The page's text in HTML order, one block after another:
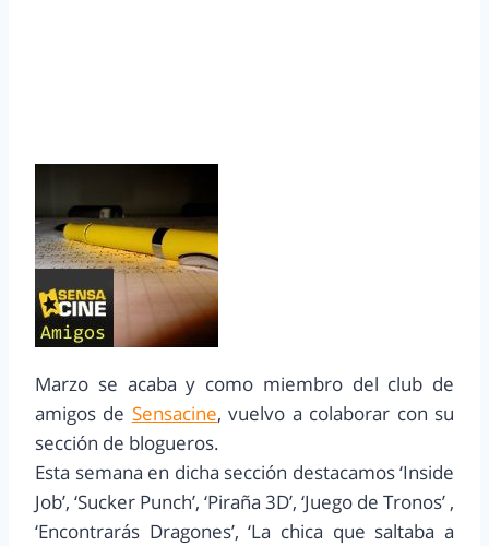
Marzo se acaba y como miembro del club de
amigos de Sensacine, vuelvo a colaborar con su
sección de blogueros.
Esta semana en dicha sección destacamos ‘Inside
Job’, ‘Sucker Punch’, ‘Piraña 3D’, ‘Juego de Tronos’ ,
‘Encontrarás Dragones’, ‘La chica que saltaba a